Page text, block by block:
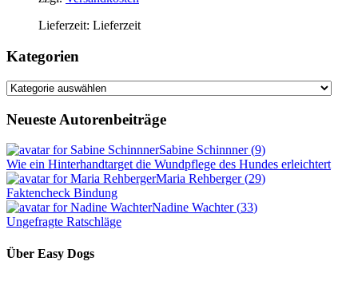
Lieferzeit: Lieferzeit
Kategorien
Kategorien
Neueste Autorenbeiträge
Sabine Schinnner(9)
Wie ein Hinterhandtarget die Wundpflege des Hundes erleichtert
Maria Rehberger(29)
Faktencheck Bindung
Nadine Wachter(33)
Ungefragte Ratschläge
Über Easy Dogs